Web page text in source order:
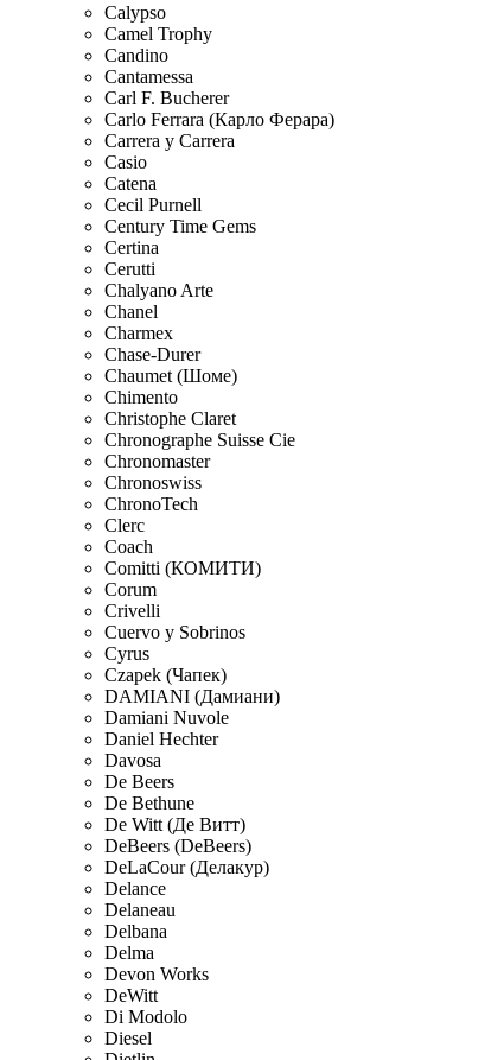
Calypso
Camel Trophy
Candino
Cantamessa
Carl F. Bucherer
Carlo Ferrara (Карло Ферара)
Carrera y Carrera
Casio
Catena
Cecil Purnell
Century Time Gems
Certina
Cerutti
Chalyano Arte
Chanel
Charmex
Chase-Durer
Chaumet (Шоме)
Chimento
Christophe Claret
Chronographe Suisse Cie
Chronomaster
Chronoswiss
ChronoTech
Clerc
Coach
Comitti (КОМИТИ)
Corum
Crivelli
Cuervo y Sobrinos
Cyrus
Czapek (Чапек)
DAMIANI (Дамиани)
Damiani Nuvole
Daniel Hechter
Davosa
De Beers
De Bethune
De Witt (Де Витт)
DeBeers (DeBeers)
DeLaCour (Делакур)
Delance
Delaneau
Delbana
Delma
Devon Works
DeWitt
Di Modolo
Diesel